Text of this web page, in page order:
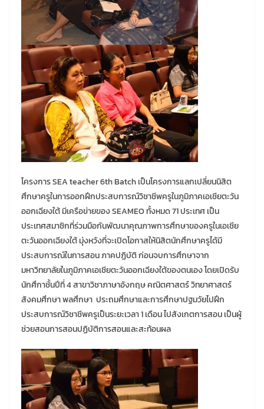
โครงการ SEA teacher 6th Batch เป็นโครงการแลกเปลี่ยนนิสิต
ศึกษาครูในการออกฝึกประสบการณ์วิชาชีพครูในภูมิภาคเอเชียตะวัน
ออกเฉียงใต้ มีเครือข่ายของ SEAMEO ทั้งหมด 71 ประเทศ เป็น
ประเทศสมาชิกที่ร่วมมือกันพัฒนาคุณภาพการศึกษาของครูในเอเชีย
ตะวันออกเฉียงใต้ มุ่งหวังที่จะเปิดโอกาสให้นิสิตนักศึกษาครูได้มี
ประสบการณ์ในการสอน ภาคปฏิบัติ ก่อนจบการศึกษาจาก
มหาวิทยาลัยในภูมิภาคเอเชียตะวันออกเฉียงใต้ของตนเอง โดยเปิดรับ
นักศึกาชั้นปีที่ 4 สาขาวิชาภาษาอังกฤษ คณิตศาสตร์ วิทยาศาสตร์
สังคมศึกษา พลศึกษา ประถมศึกษาและการศึกษาปฐมวัยไปฝึก
ประสบการณ์วิชาชีพครูเป็นระยะเวลา 1 เดือน ไปสังเกตการสอน เป็นผู้
ช่วยสอนการสอนปฏิบัติการสอนและสะท้อนผล